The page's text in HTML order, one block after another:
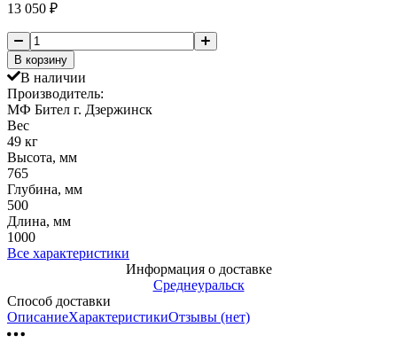
13 050 ₽
В корзину
В наличии
Производитель:
МФ Бител г. Дзержинск
Вес
49 кг
Высота, мм
765
Глубина, мм
500
Длина, мм
1000
Все характеристики
Информация о доставке
Среднеуральск
Способ доставки
ОписаниеХарактеристикиОтзывы (нет)